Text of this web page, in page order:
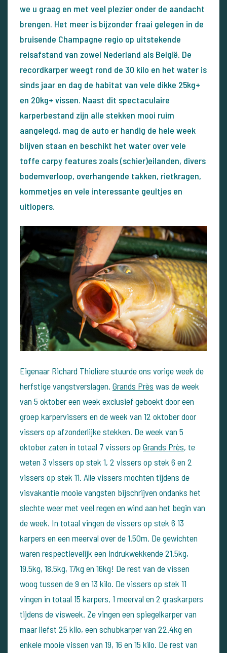
we u graag en met veel plezier onder de aandacht
brengen. Het meer is bijzonder fraai gelegen in de
bruisende Champagne regio op uitstekende
reisafstand van zowel Nederland als België. De
recordkarper weegt rond de 30 kilo en het water is
sinds jaar en dag de habitat van vele dikke 25kg+
en 20kg+ vissen. Naast dit spectaculaire
karperbestand zijn alle stekken mooi ruim
aangelegd, mag de auto er handig de hele week
blijven staan en beschikt het water over vele
toffe carpy features zoals (schier)eilanden, divers
bodemverloop, overhangende takken, rietkragen,
kommetjes en vele interessante geultjes en
uitlopers.
Eigenaar Richard Thioliere stuurde ons vorige week de
herfstige vangstverslagen. Grands Près was de week
van 5 oktober een week exclusief geboekt door een
groep karpervissers en de week van 12 oktober door
vissers op afzonderlijke stekken. De week van 5
oktober zaten in totaal 7 vissers op Grands Près, te
weten 3 vissers op stek 1, 2 vissers op stek 6 en 2
vissers op stek 11. Alle vissers mochten tijdens de
visvakantie mooie vangsten bijschrijven ondanks het
slechte weer met veel regen en wind aan het begin van
de week. In totaal vingen de vissers op stek 6 13
karpers en een meerval over de 1.50m. De gewichten
waren respectievelijk een indrukwekkende 21.5kg,
19.5kg, 18.5kg, 17kg en 16kg! De rest van de vissen
woog tussen de 9 en 13 kilo. De vissers op stek 11
vingen in totaal 15 karpers, 1 meerval en 2 graskarpers
tijdens de visweek. Ze vingen een spiegelkarper van
maar liefst 25 kilo, een schubkarper van 22.4kg en
enkele mooie vissen van 19, 16 en 15 kilo. De rest van